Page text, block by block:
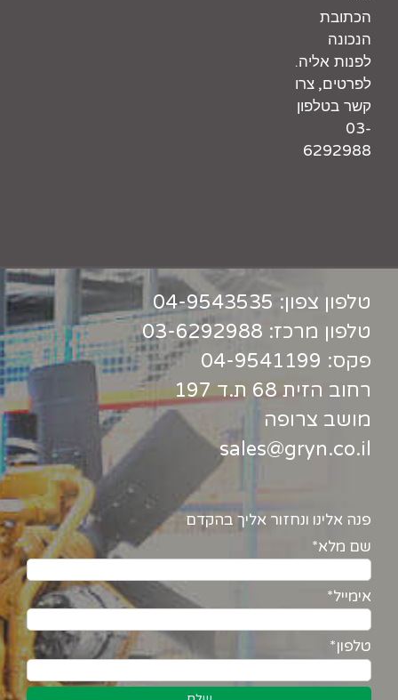
הכתובת
הנכונה
לפנות אליה.
לפרטים, צרו
קשר בטלפון
03-
6292988
טלפון צפון: 04-9543535
טלפון מרכז: 03-6292988
פקס: 04-9541199
רחוב הזית 68 ת.ד 197
מושב צרופה
sales@gryn.co.il
פנה אלינו ונחזור אליך בהקדם
שם מלא*
אימייל*
טלפון*